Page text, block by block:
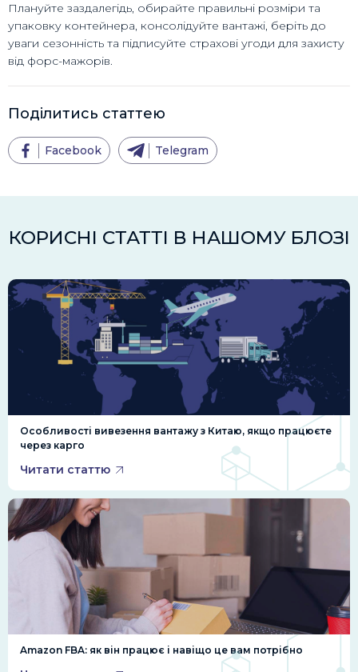
Плануйте заздалегідь, обирайте правильні розміри та
упаковку контейнера, консолідуйте вантажі, беріть до
уваги сезонність та підписуйте страхові угоди для захисту
від форс-мажорів.
Поділитись статтею
Facebook Telegram
КОРИСНІ СТАТТІ В НАШОМУ БЛОЗІ
Особливості вивезення вантажу з Китаю, якщо працюєте
через карго
Читати статтю
Amazon FBA: як він працює і навіщо це вам потрібно